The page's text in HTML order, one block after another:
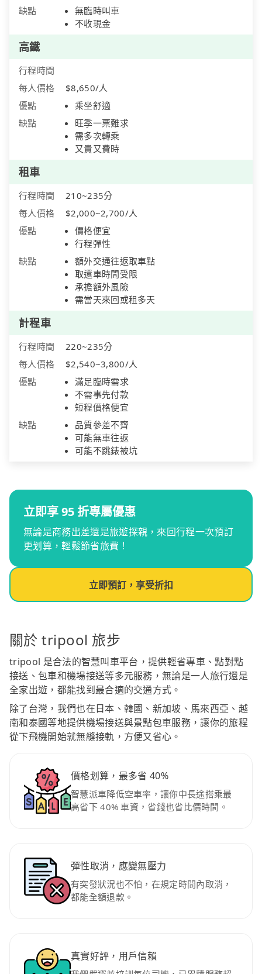
缺點
無臨時叫車
不收現金
高鐵
行程時間
每人價格
$8,650/人
優點
乘坐舒適
缺點
旺季一票難求
需多次轉乘
又貴又費時
租車
行程時間
210~235分
每人價格
$2,000~2,700/人
優點
價格便宜
行程彈性
缺點
額外交通往返取車點
取還車時間受限
承擔額外風險
需當天來回或租多天
計程車
行程時間
220~235分
每人價格
$2,540~3,800/人
優點
滿足臨時需求
不需事先付款
短程價格便宜
缺點
品質參差不齊
可能無車往返
可能不跳錶被坑
立即享 95 折專屬優惠
無論是商務出差還是旅遊探親，來回行程一次預訂
更划算，輕鬆節省旅費！
立即預訂，享受折扣
關於 tripool 旅步
tripool 是合法的智慧叫車平台，提供輕省專車、點對點
接送、包車和機場接送等多元服務，無論是一人旅行還是
全家出遊，都能找到最合適的交通方式。
除了台灣，我們也在日本、韓國、新加坡、馬來西亞、越
南和泰國等地提供機場接送與景點包車服務，讓你的旅程
從下飛機開始就無縫接軌，方便又省心。
價格划算，最多省 40%
智慧派車降低空車率，讓你中長途搭乘最
高省下 40% 車資，省錢也省比價時間。
彈性取消，應變無壓力
有突發狀況也不怕，在規定時間內取消，
都能全額退款。
真實好評，用戶信賴